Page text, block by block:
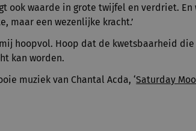
ook waarde in grote twijfel en verdriet. En
maar een wezenlijke kracht.’
hoopvol. Hoop dat de kwetsbaarheid
kan worden.
muziek van Chantal Acda, ‘Saturday